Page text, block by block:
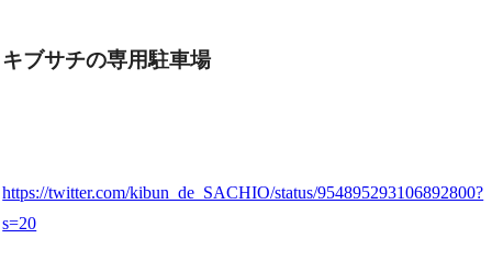
キブサチの専用駐車場
https://twitter.com/kibun_de_SACHIO/status/954895293106892800?
s=20